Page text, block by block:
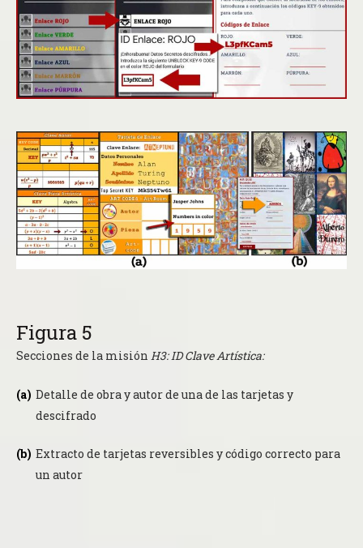
Figura 5
Secciones de la misión H3: ID Clave Artística:
Detalle de obra y autor de una de las tarjetas y
descifrado
Extracto de tarjetas reversibles y código correcto para
un autor